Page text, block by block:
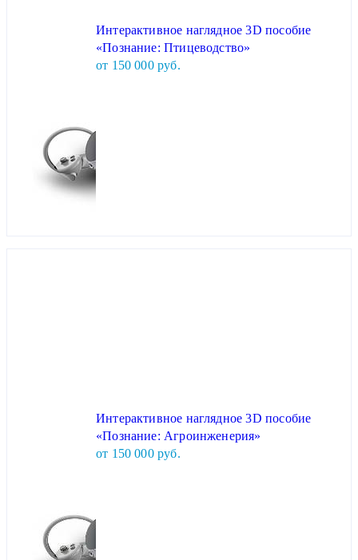
Интерактивное наглядное 3D пособие
«Познание: Птицеводство»
от 150 000 руб.
Интерактивное наглядное 3D пособие
«Познание: Агроинженерия»
от 150 000 руб.